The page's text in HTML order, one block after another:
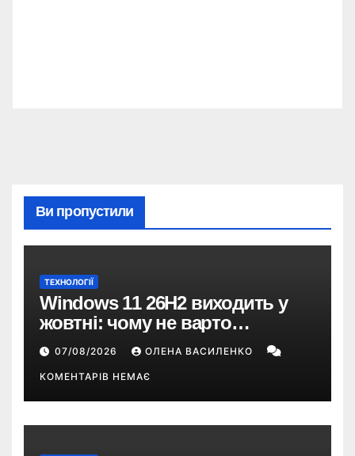
Ви пропустили
ТЕХНОЛОГІЇ
Windows 11 26H2 виходить у
жовтні: чому не варто
пропускати це оновлення
07/08/2026 ОЛЕНА ВАСИЛЕНКО
КОМЕНТАРІВ НЕМАЄ